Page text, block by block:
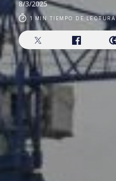
8/3/2025
1 MIN TIEMPO DE LECTURA